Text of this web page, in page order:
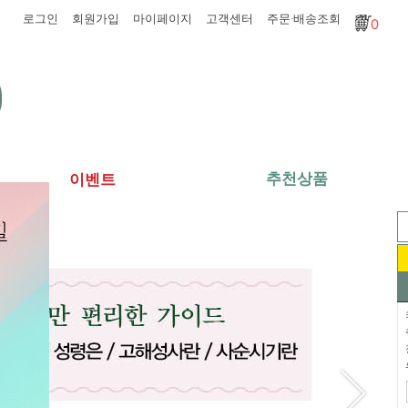
로그인 회원가입 마이페이지 고객센터 주문·배송조회 0
이벤트 추천상품